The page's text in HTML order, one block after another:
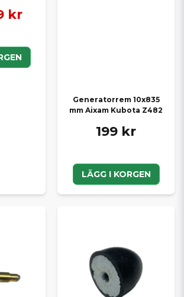
kr
Generatorrem 10x835
mm Aixam Kubota Z482
199 kr
LÄGG I KORGEN